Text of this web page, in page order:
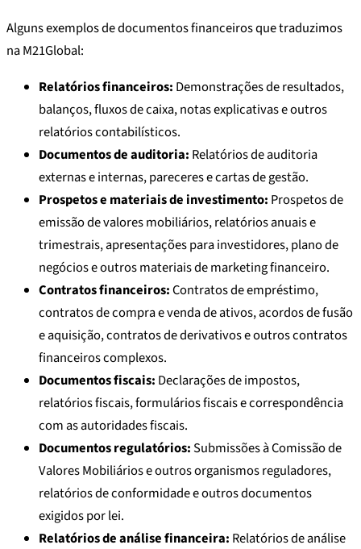
Alguns exemplos de documentos financeiros que traduzimos
na M21Global:
Relatórios financeiros: Demonstrações de resultados,
balanços, fluxos de caixa, notas explicativas e outros
relatórios contabilísticos.
Documentos de auditoria: Relatórios de auditoria
externas e internas, pareceres e cartas de gestão.
Prospetos e materiais de investimento: Prospetos de
emissão de valores mobiliários, relatórios anuais e
trimestrais, apresentações para investidores, plano de
negócios e outros materiais de marketing financeiro.
Contratos financeiros:Contratos de empréstimo,
contratos de compra e venda de ativos, acordos de fusão
e aquisição, contratos de derivativos e outros contratos
financeiros complexos.
Documentos fiscais: Declarações de impostos,
relatórios fiscais, formulários fiscais e correspondência
com as autoridades fiscais.
Documentos regulatórios:Submissões à Comissão de
Valores Mobiliários e outros organismos reguladores,
relatórios de conformidade e outros documentos
exigidos por lei.
Relatórios de análise financeira: Relatórios de análise